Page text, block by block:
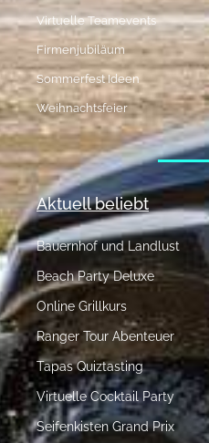
Virtuelle Teamevents
Firmenjubiläum
Sommerfest Ideen
Weihnachtsfeier
Aktuell beliebt
Bauernhof und Landlust
Beach Party Deluxe
Online Grillkurs
Ranger Tour Abenteuer
Tapas Quiztasting
Virtuelle Cocktail Party
Seifenkisten Grand Prix